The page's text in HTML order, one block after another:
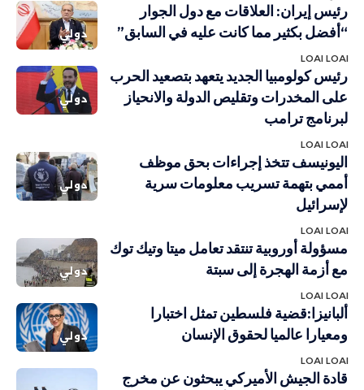
دولي
رئيس إيران: العلاقات مع دول الجوار
“أفضل بكثير مما كانت عليه في السابق”
LOAI LOAI
دولي
رئيس كولومبيا الجديد يتعهد بتصعيد الحرب
على المخدرات وتقليص الدولة والانحياز
لبرنامج ترامب
LOAI LOAI
دولي
اليونيسف تتخذ إجراءات بحق موظف
أممي بتهمة تسريب معلومات سرية
لإسرائيل
LOAI LOAI
دولي
مسؤولة أوروبية تنتقد تعامل ميتا وتيك توك
مع أزمة الهجرة إلى سبتة
LOAI LOAI
دولي
ألبانيزا:قضية فلسطين تمثل اختبارا
ومعيارا عالميا لحقوق الإنسان
LOAI LOAI
قادة الجيش الأميركي يبحثون عن مخرج